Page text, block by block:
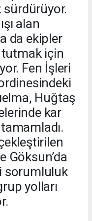
sürdürüyor.
alan
da ekipler
tutmak için
Fen İşleri
Huğtaş
kar
Göksun’da
sorumluluk
yolları